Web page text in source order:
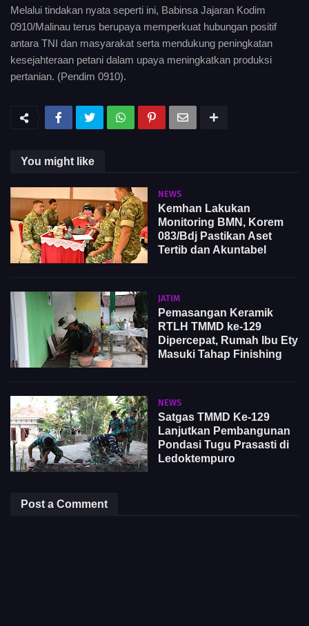
Melalui tindakan nyata seperti ini, Babinsa Jajaran Kodim
0910/Malinau terus berupaya memperkuat hubungan positif
antara TNI dan masyarakat serta mendukung peningkatan
kesejahteraan petani dalam upaya meningkatkan produksi
pertanian. (Pendim 0910).
You might like
NEWS
Kemhan Lakukan
Monitoring BMN, Korem
083/Bdj Pastikan Aset
Tertib dan Akuntabel
JATIM
Pemasangan Keramik
RTLH TMMD ke-129
Dipercepat, Rumah Ibu Ety
Masuki Tahap Finishing
NEWS
Satgas TMMD Ke-129
Lanjutkan Pembangunan
Pondasi Tugu Prasasti di
Ledoktempuro
Post a Comment